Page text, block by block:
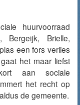
huurvoorraad
Bergeijk, Brielle,
een fors verlies
het maar liefst
aan sociale
het recht op
de gemeente.